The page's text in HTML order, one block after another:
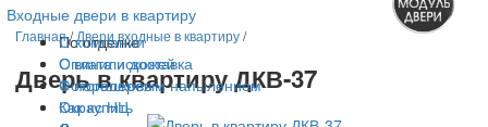
Входные двери в квартиру
По отделке
С винилискожей
С порошковым напылением
Окрас НЦ
О компании
Оплата и доставка
Фотогалерея
Как купить
Главная/ Двери входные в квартиру/
Дверь в квартиру ДКВ-37